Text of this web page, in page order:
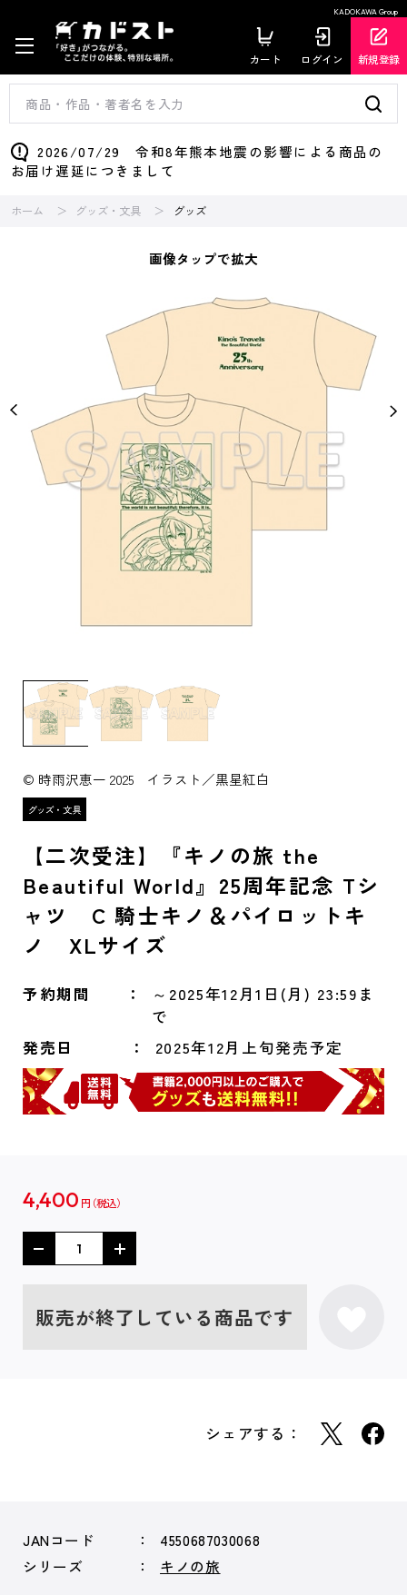
KADOKAWA Group
カート ログイン 新規登録
2026/07/29 令和8年熊本地震の影響による商品の
お届け遅延につきまして
ホーム グッズ・文具 グッズ
画像タップで拡大
© 時雨沢恵一 2025 イラスト／黒星紅白
【二次受注】『キノの旅 the
Beautiful World』25周年記念 Tシ
ャツ C 騎士キノ＆パイロットキ
ノ XLサイズ
予約期間
～2025年12月1日(月) 23:59ま
で
発売日
2025年12月上旬発売予定
4,400 円
販売が終了している商品です
シェアする：
JANコード
4550687030068
シリーズ
キノの旅